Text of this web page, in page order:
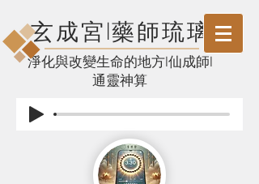
玄成宮l藥師琉璃
​淨化與改變生命的地方l仙成師l
通靈神算